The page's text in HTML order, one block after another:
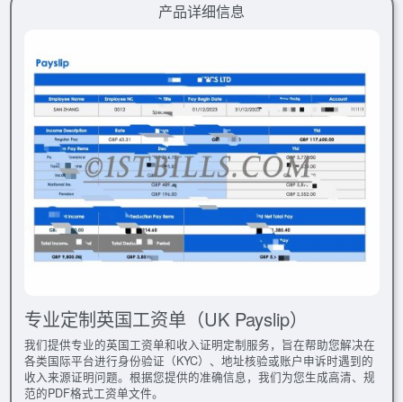
产品详细信息
专业定制英国工资单（UK Payslip）
我们提供专业的英国工资单和收入证明定制服务，旨在帮助您解决在
各类国际平台进行身份验证（KYC）、地址核验或账户申诉时遇到的
收入来源证明问题。根据您提供的准确信息，我们为您生成高清、规
范的PDF格式工资单文件。